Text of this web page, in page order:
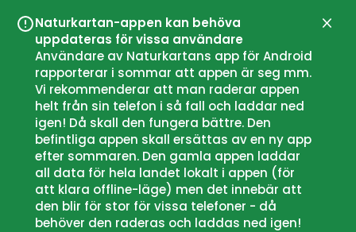
Naturkartan-appen kan behöva
uppdateras för vissa användare
Användare av Naturkartans app för Android
rapporterar i sommar att appen är seg mm.
Vi rekommenderar att man raderar appen
helt från sin telefon i så fall och laddar ned
igen! Då skall den fungera bättre. Den
befintliga appen skall ersättas av en ny app
efter sommaren. Den gamla appen laddar
all data för hela landet lokalt i appen (för
att klara offline-läge) men det innebär att
den blir för stor för vissa telefoner - då
behöver den raderas och laddas ned igen!